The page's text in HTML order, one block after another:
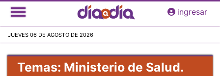
Pasar
al
principal
ingresar
JUEVES 06 DE AGOSTO DE 2026
Temas: Ministerio de Salud.